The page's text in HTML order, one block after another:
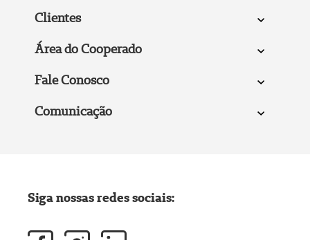
Clientes
Área do Cooperado
Fale Conosco
Comunicação
Siga nossas redes sociais: